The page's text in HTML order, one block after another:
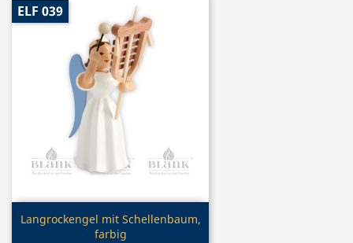
Vorschau
Langrockengel mit Schellenbaum,
farbig
ELF 039